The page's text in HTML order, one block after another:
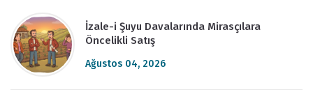
İzale-i Şuyu Davalarında Mirasçılara
Öncelikli Satış
Ağustos 04, 2026